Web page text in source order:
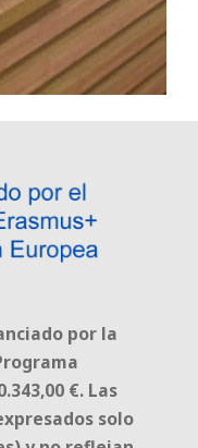
por la
€. Las
solo